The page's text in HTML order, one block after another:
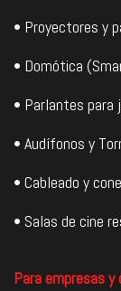
• Proyectores y
• Domótica
• Parlantes para
• Audífonos y
• Cableado y
• Salas de cine
Para empresas y